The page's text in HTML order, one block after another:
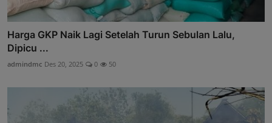
Harga GKP Naik Lagi Setelah Turun Sebulan Lalu,
Dipicu ...
admindmc Des 20, 2025 0 50